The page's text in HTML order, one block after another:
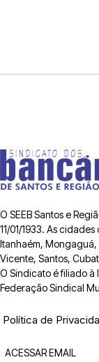
O SEEB Santos e
11/01/1933. As
Itanhaém,
Vicente, Santos,
O Sindicato é filiado à
Federação Sindical
Política de
ACESSAR EMAIL